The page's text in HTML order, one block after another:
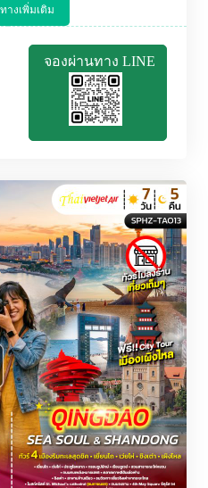
างเพิ่มเติม
จองผ่านทาง LINE